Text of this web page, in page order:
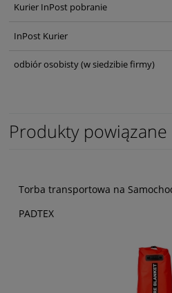
Kurier InPost pobranie
InPost Kurier
odbiór osobisty(w siedzibie firmy)
Produkty powiązane
Torba transportowa na
PADTEX